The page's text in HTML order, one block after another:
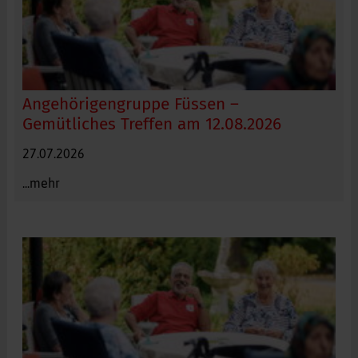
Angehörigengruppe Füssen –
Gemütliches Treffen am 12.08.2026
27.07.2026
...mehr